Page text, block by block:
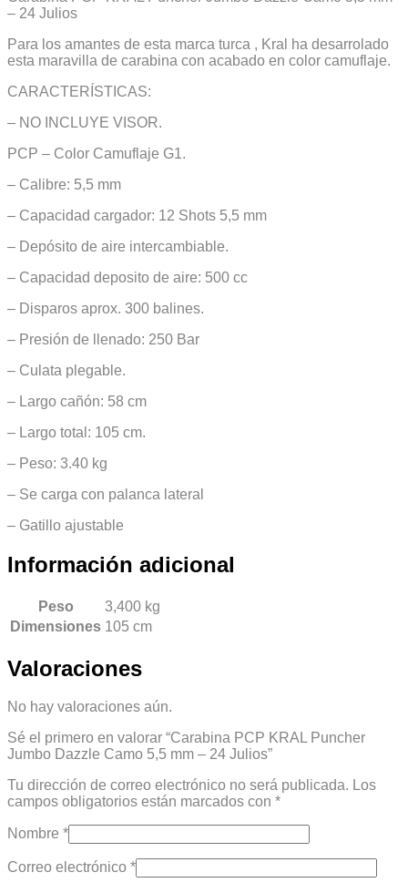
– 24 Julios
Para los amantes de esta marca turca , Kral ha desarrolado
esta maravilla de carabina con acabado en color camuflaje.
CARACTERÍSTICAS:
– NO INCLUYE VISOR.
PCP – Color Camuflaje G1.
– Calibre: 5,5 mm
– Capacidad cargador: 12 Shots 5,5 mm
– Depósito de aire intercambiable.
– Capacidad deposito de aire: 500 cc
– Disparos aprox. 300 balines.
– Presión de llenado: 250 Bar
– Culata plegable.
– Largo cañón: 58 cm
– Largo total: 105 cm.
– Peso: 3.40 kg
– Se carga con palanca lateral
– Gatillo ajustable
Información adicional
Peso
3,400 kg
Dimensiones 105 cm
Valoraciones
No hay valoraciones aún.
Sé el primero en valorar “Carabina PCP KRAL Puncher
Jumbo Dazzle Camo 5,5 mm – 24 Julios”
Tu dirección de correo electrónico no será publicada. Los
campos obligatorios están marcados con *
Nombre *
Correo electrónico *